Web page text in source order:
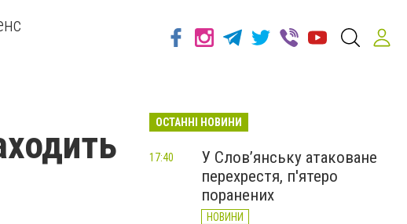
ОСТАННІ НОВИНИ
У Слов’янську атаковане
перехрестя, п'ятеро
поранених
НОВИНИ
17:40